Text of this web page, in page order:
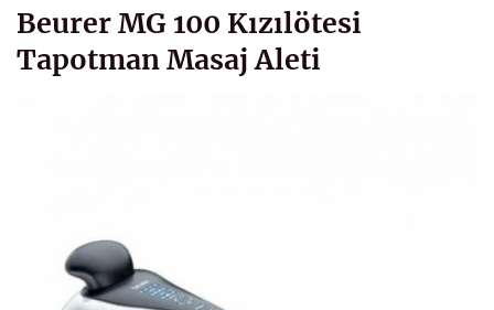
Beurer MG 100 Kızılötesi
Tapotman Masaj Aleti